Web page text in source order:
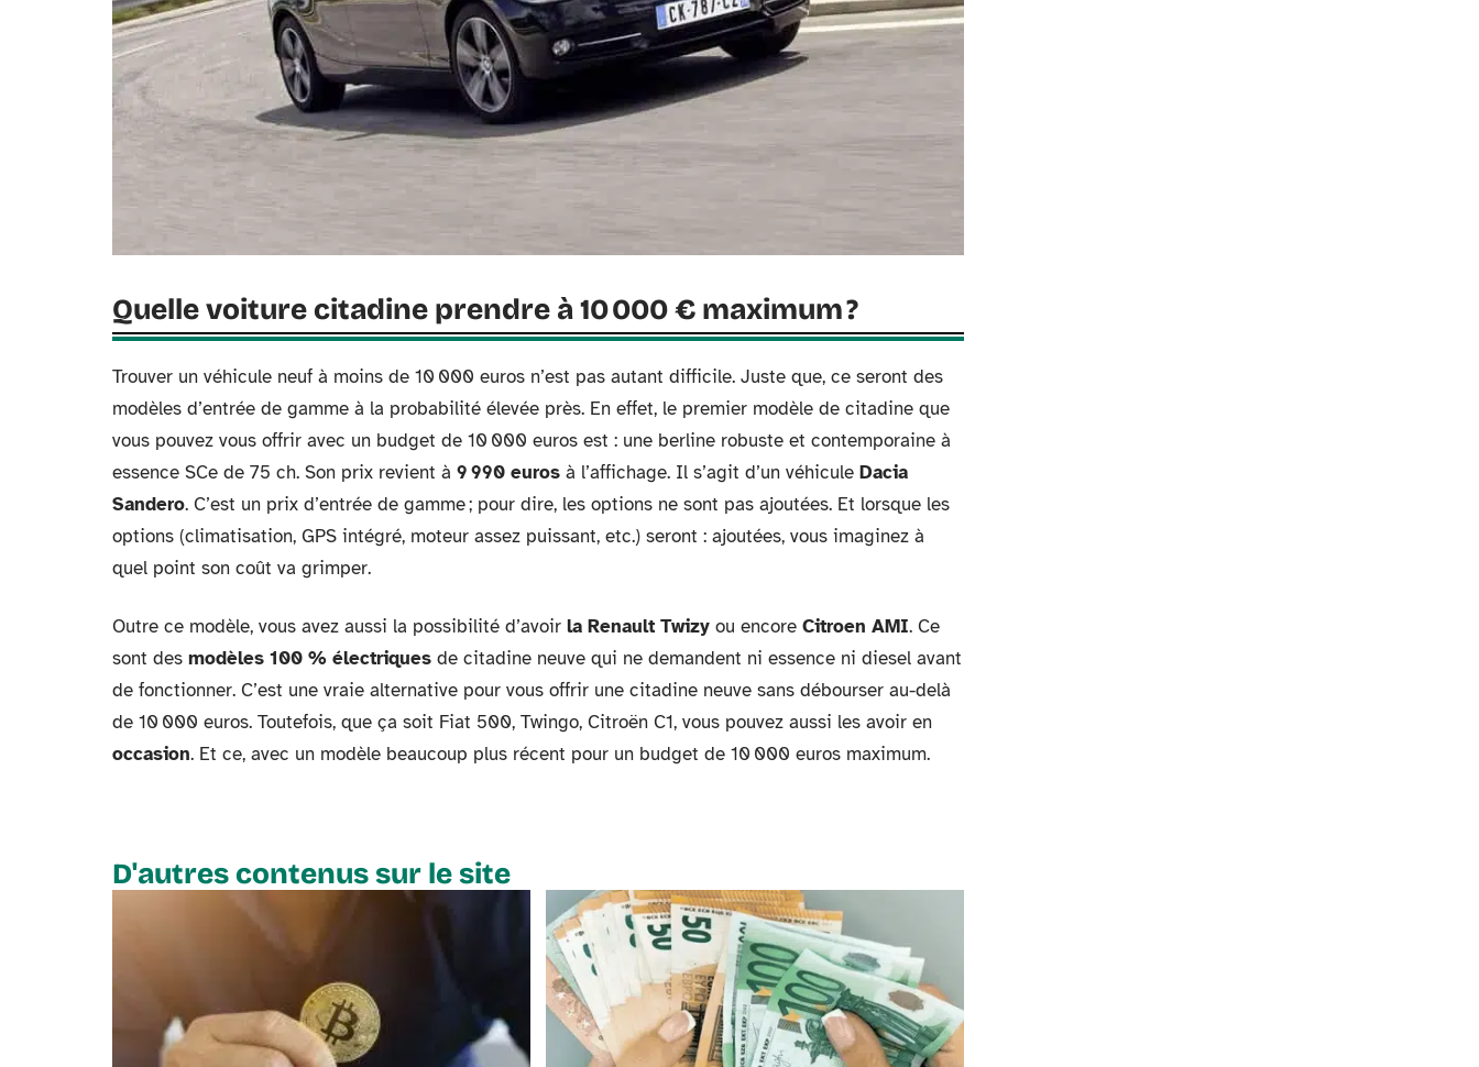
Quelle voiture citadine prendre à 10 000 € maximum ?
Trouver un véhicule neuf à moins de 10 000 euros n’est pas autant difficile. Juste que, ce seront des
modèles d’entrée de gamme à la probabilité élevée près. En effet, le premier modèle de citadine que
vous pouvez vous offrir avec un budget de 10 000 euros est : une berline robuste et contemporaine à
essence SCe de 75 ch. Son prix revient à 9 990 euros à l’affichage. Il s’agit d’un véhicule Dacia
Sandero. C’est un prix d’entrée de gamme ; pour dire, les options ne sont pas ajoutées. Et lorsque les
options (climatisation, GPS intégré, moteur assez puissant, etc.) seront : ajoutées, vous imaginez à
quel point son coût va grimper.
Outre ce modèle, vous avez aussi la possibilité d’avoir la Renault Twizy ou encore Citroen AMI. Ce
sont des modèles 100 % électriques de citadine neuve qui ne demandent ni essence ni diesel avant
de fonctionner. C’est une vraie alternative pour vous offrir une citadine neuve sans débourser au-delà
de 10 000 euros. Toutefois, que ça soit Fiat 500, Twingo, Citroën C1, vous pouvez aussi les avoir en
occasion. Et ce, avec un modèle beaucoup plus récent pour un budget de 10 000 euros maximum.
D'autres contenus sur le site